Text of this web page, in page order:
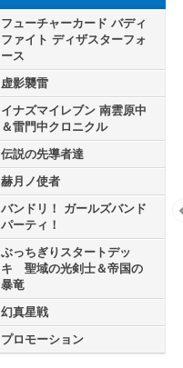
フューチャーカード バディ
ファイト ディザスターフォ
ース
虚影襲雷
イナズマイレブン 南雲原中
＆雷門中クロニクル
伝説の先導者達
赫月ノ使者
バンドリ！ ガールズバンド
パーティ！
ぶっちぎりスタートデッ
キ 聖域の光剣士＆帝国の
暴竜
幻真星戦
プロモーション